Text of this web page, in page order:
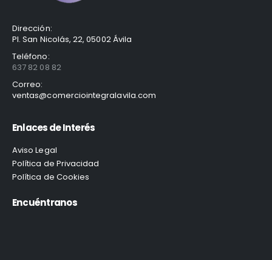
Dirección:
Pl. San Nicolás, 22, 05002 Ávila
Teléfono:
637 82 08 82
Correo:
ventas@comerciointegralavila.com
Enlaces de Interés
Aviso Legal
Política de Privacidad
Política de Cookies
Encuéntranos